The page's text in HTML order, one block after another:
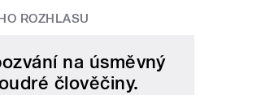
ROZHLASU
na úsměvný
člověčiny.